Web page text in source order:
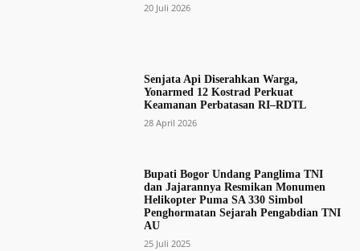
20 Juli 2026
Senjata Api Diserahkan Warga,
Yonarmed 12 Kostrad Perkuat
Keamanan Perbatasan RI–RDTL
28 April 2026
Bupati Bogor Undang Panglima TNI
dan Jajarannya Resmikan Monumen
Helikopter Puma SA 330 Simbol
Penghormatan Sejarah Pengabdian TNI
AU
25 Juli 2025